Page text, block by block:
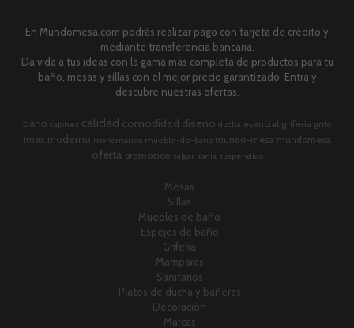
En Mundomesa.com podrás realizar pago con tarjeta de crédito y
mediante transferencia bancaria.
Da vida a tus ideas con la gama más completa de productos para tu
baño, mesas y sillas con el mejor precio garantizado. Entra y
descubre nuestras ofertas.
bano cajones calidad comodidad diseno ducha esencial griferia grifo
imex moderno monomando mueble-de-bano mundo-mesa mundomesa
oferta promocion salgar sonia suspendido
Mesas
Sillas
Muebles de baño
Espejos de baño
Grifería
Mamparas
Sanitarios
Platos de ducha y bañeras
Decoración
Marcas